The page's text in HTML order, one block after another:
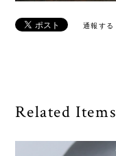
通報する
Related Items